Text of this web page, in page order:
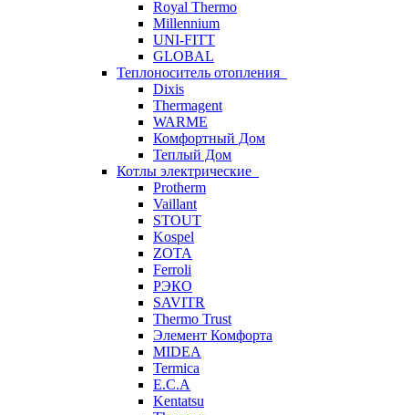
Royal Thermo
Millennium
UNI-FITT
GLOBAL
Теплоноситель отопления
Dixis
Thermagent
WARME
Комфортный Дом
Теплый Дом
Котлы электрические
Protherm
Vaillant
STOUT
Kospel
ZOTA
Ferroli
РЭКО
SAVITR
Thermo Trust
Элемент Комфорта
MIDEA
Termica
E.C.A
Kentatsu